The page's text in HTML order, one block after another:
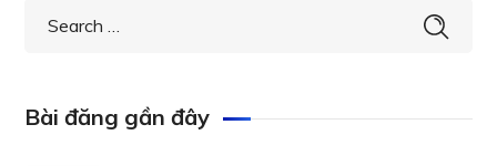
Bài đăng gần đây